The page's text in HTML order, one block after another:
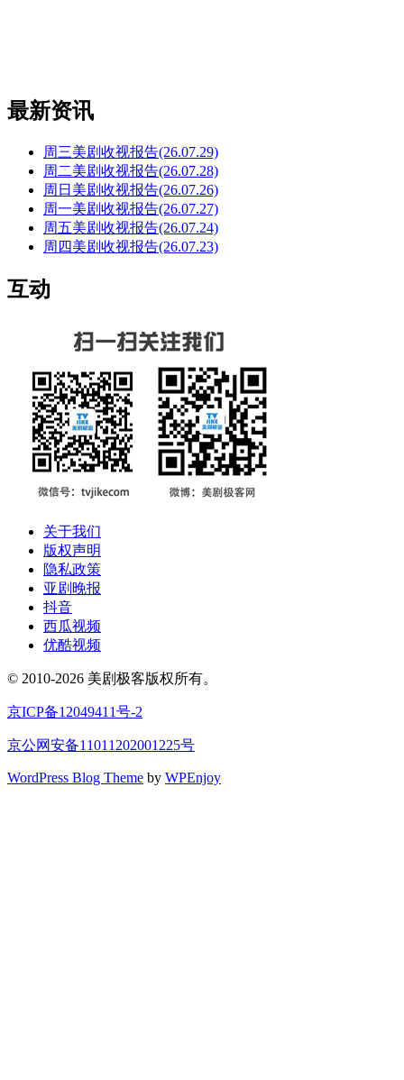
最新资讯
周三美剧收视报告(26.07.29)
周二美剧收视报告(26.07.28)
周日美剧收视报告(26.07.26)
周一美剧收视报告(26.07.27)
周五美剧收视报告(26.07.24)
周四美剧收视报告(26.07.23)
互动
关于我们
版权声明
隐私政策
亚剧晚报
抖音
西瓜视频
优酷视频
© 2010-2026 美剧极客版权所有。
京ICP备12049411号-2
京公网安备11011202001225号
WordPress Blog Theme by WPEnjoy